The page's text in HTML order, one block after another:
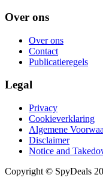
Over ons
Over ons
Contact
Publicatieregels
Legal
Privacy
Cookieverklaring
Algemene
Disclaimer
Notice and
Copyright © SpyDeals